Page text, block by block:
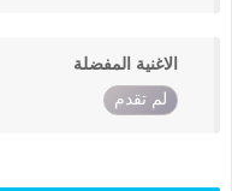
الاغنية المفضلة
لم تقدم